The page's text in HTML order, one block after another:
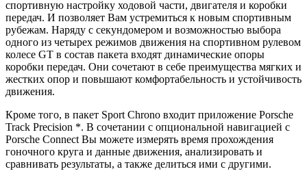
спортивную настройку ходовой части, двигателя и коробки
передач. И позволяет Вам устремиться к новым спортивным
рубежам. Наряду с секундомером и возможностью выбора
одного из четырех режимов движения на спортивном рулевом
колесе GT в состав пакета входят динамические опоры
коробки передач. Они сочетают в себе преимущества мягких и
жестких опор и повышают комфортабельность и устойчивость
движения.
Кроме того, в пакет Sport Chrono входит приложение Porsche
Track Precision *. В сочетании с опциональной навигацией с
Porsche Connect Вы можете измерять время прохождения
гоночного круга и данные движения, анализировать и
сравнивать результаты, а также делиться ими с другими.